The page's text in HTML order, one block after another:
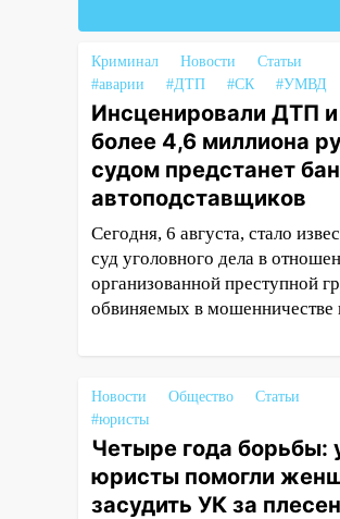
18:02 В Ульяновск
баскетбола!
17:08
Ульяновский
суд оставил в силе
руководству
«УльяновскФармации»
махинации на 3,2 млн
16:09 Ветераны легкой
атлетики из
успешно выступили на
Чемпионате России
зерновых и
культур
15:51 Бросила кирпич
брата: в Ульяновской
завели дело на
Криминал Новости
Статьи
#аварии
#ДТП #СК #УМВД
Инсценировали ДТП и
более 4,6 миллиона
судом предстанет
автоподставщиков
Сегодня, 6 августа, стало
суд уголовного дела в
организованной преступной
обвиняемых в мошенничестве
Новости Общество
Статьи
#юристы
Четыре года борьбы:
юристы помогли
засудить УК за